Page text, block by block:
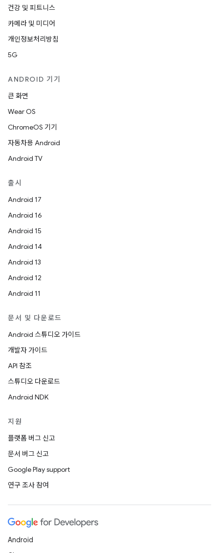
건강 및 피트니스
카메라 및 미디어
개인정보처리방침
5G
ANDROID 기기
큰 화면
Wear OS
ChromeOS 기기
자동차용 Android
Android TV
출시
Android 17
Android 16
Android 15
Android 14
Android 13
Android 12
Android 11
문서 및 다운로드
Android 스튜디오 가이드
개발자 가이드
API 참조
스튜디오 다운로드
Android NDK
지원
플랫폼 버그 신고
문서 버그 신고
Google Play support
연구 조사 참여
Android